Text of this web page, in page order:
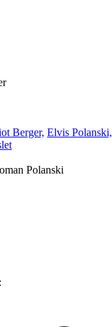
Berger, Elvis Polanski,
Polanski